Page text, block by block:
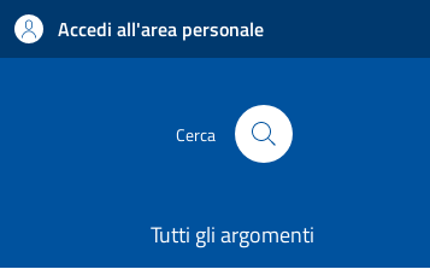
Accedi all'area personale
Cerca
Tutti gli argomenti